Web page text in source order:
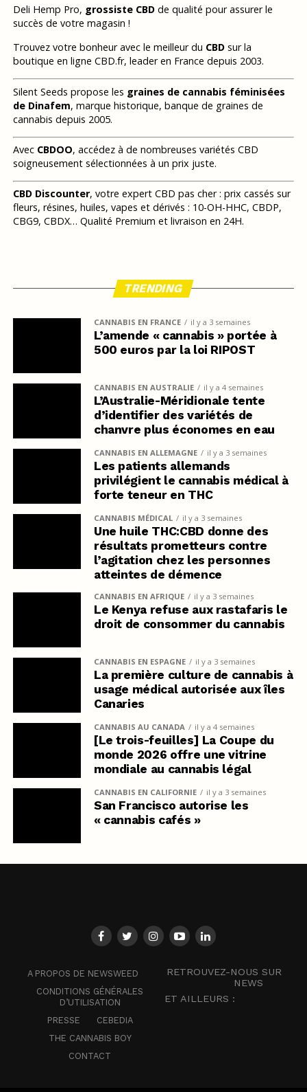
Deli Hemp Pro, grossiste CBDde qualité pour assurer le
succès de votre magasin !
Trouvez votre bonheur avec le meilleur du CBDsur la
boutique en ligne CBD.fr, leader en France depuis 2003.
Silent Seeds propose les graines de cannabis féminisées
de Dinafem, marque historique, banque de graines de
cannabis depuis 2005.
Avec CBDOO, accédez à de nombreuses variétés CBD
soigneusement sélectionnées à un prix juste.
CBD Discounter, votre expert CBD pas cher : prix cassés sur
fleurs, résines, huiles, vapes et dérivés : 10-OH-HHC, CBDP,
CBG9, CBDX… Qualité Premium et livraison en 24H.
TRENDING
CANNABIS EN FRANCE il y a 3 semaines
L’amende « cannabis » portée à
500 euros par la loi RIPOST
CANNABIS EN AUSTRALIE il y a 4 semaines
L’Australie-Méridionale tente
d’identifier des variétés de
chanvre plus économes en eau
CANNABIS EN ALLEMAGNE il y a 3 semaines
Les patients allemands
privilégient le cannabis médical à
forte teneur en THC
CANNABIS MÉDICAL il y a 3 semaines
Une huile THC:CBD donne des
résultats prometteurs contre
l’agitation chez les personnes
atteintes de démence
CANNABIS EN AFRIQUE il y a 3 semaines
Le Kenya refuse aux rastafaris le
droit de consommer du cannabis
CANNABIS EN ESPAGNE il y a 3 semaines
La première culture de cannabis à
usage médical autorisée aux îles
Canaries
CANNABIS AU CANADA il y a 4 semaines
[Le trois-feuilles] La Coupe du
monde 2026 offre une vitrine
mondiale au cannabis légal
CANNABIS EN CALIFORNIE il y a 3 semaines
San Francisco autorise les
« cannabis cafés »
A PROPOS DE NEWSWEED
CONDITIONS GÉNÉRALES
D’UTILISATION
PRESSE
CEBEDIA
THE CANNABIS BOY
CONTACT
RETROUVEZ-NOUS SUR
NEWS
ET AILLEURS :